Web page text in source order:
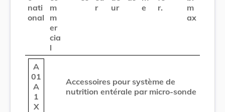
nati
onal
m
m
er
cia
l
r
ur
e
r.
m
ax
A
01
A
1
X
Accessoires pour système de
nutrition entérale par micro-sonde